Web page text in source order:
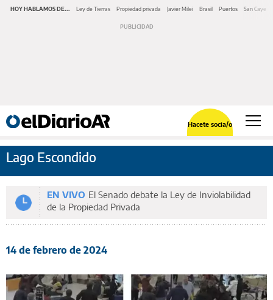
HOY HABLAMOS DE... Ley de Tierras Propiedad privada Javier Milei Brasil Puertos San
Hacete socia/o
Lago Escondido
EN VIVO El Senado debate la Ley de Inviolabilidad
de la Propiedad Privada
14 de febrero de 2024